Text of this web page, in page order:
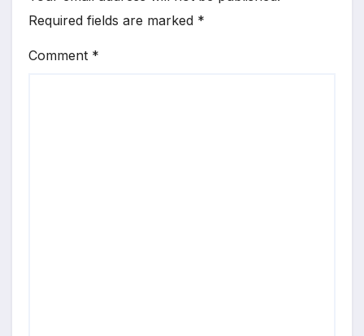
Required fields are marked *
Comment *